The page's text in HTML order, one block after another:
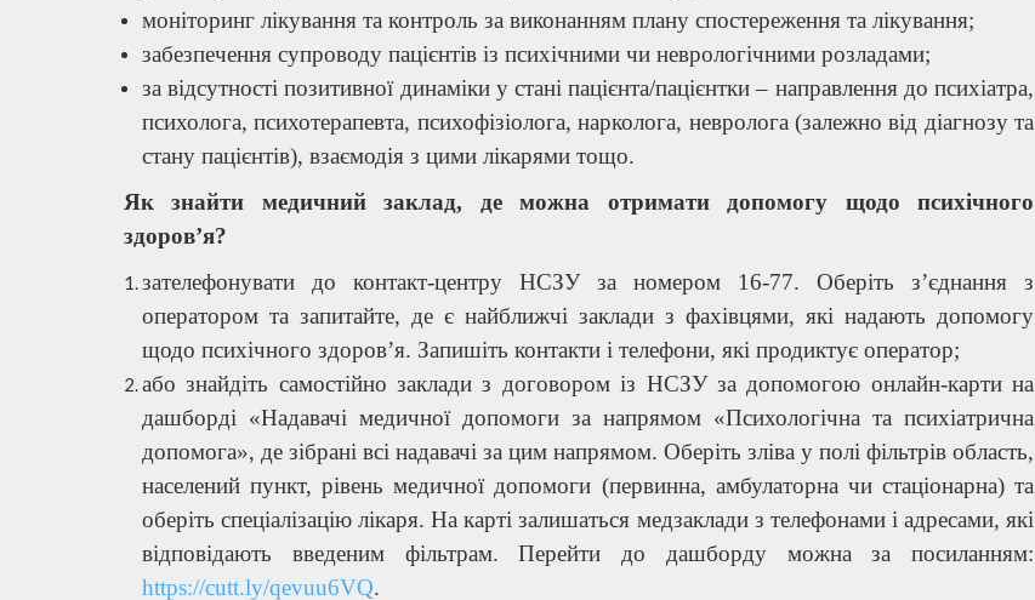
моніторинг лікування та контроль за виконанням плану спостереження та лікування;
забезпечення супроводу пацієнтів із психічними чи неврологічними розладами;
за відсутності позитивної динаміки у стані пацієнта/пацієнтки – направлення до психіатра,
психолога, психотерапевта, психофізіолога, нарколога, невролога (залежно від діагнозу та
стану пацієнтів), взаємодія з цими лікарями тощо.
Як знайти медичний заклад, де можна отримати допомогу щодо психічного
здоров’я?
зателефонувати до контакт-центру НСЗУ за номером 16-77. Оберіть з’єднання з
оператором та запитайте, де є найближчі заклади з фахівцями, які надають допомогу
щодо психічного здоров’я. Запишіть контакти і телефони, які продиктує оператор;
або знайдіть самостійно заклади з договором із НСЗУ за допомогою онлайн-карти на
дашборді «Надавачі медичної допомоги за напрямом «Психологічна та психіатрична
допомога», де зібрані всі надавачі за цим напрямом. Оберіть зліва у полі фільтрів область,
населений пункт, рівень медичної допомоги (первинна, амбулаторна чи стаціонарна) та
оберіть спеціалізацію лікаря. На карті залишаться медзаклади з телефонами і адресами, які
відповідають введеним фільтрам. Перейти до дашборду можна за посиланням:
https://cutt.ly/qevuu6VQ.